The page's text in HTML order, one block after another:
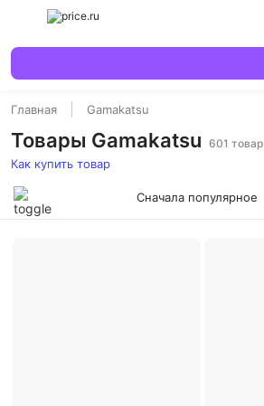
Главная Gamakatsu
Товары Gamakatsu 601 товар
Как купить товар
Сначала популярное